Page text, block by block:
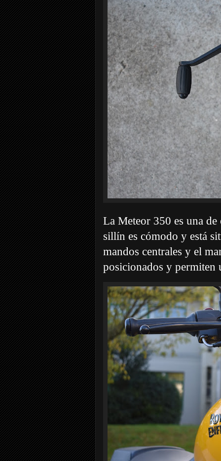
La Meteor 350 es una
sillín es cómodo y está
mandos centrales y el
posicionados y permiten